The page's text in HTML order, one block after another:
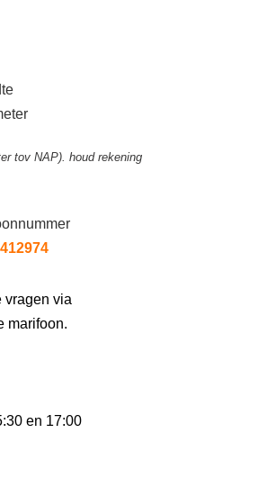
tov NAP). houd rekening
vragen via
marifoon.
en 17:00